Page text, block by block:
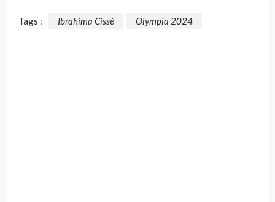
Tags : Ibrahima Cissé Olympia 2024